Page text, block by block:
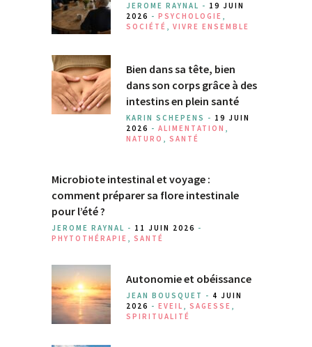
JEROME RAYNAL - 19 JUIN
2026 - PSYCHOLOGIE ,
SOCIÉTÉ , VIVRE ENSEMBLE
Bien dans sa tête, bien
dans son corps grâce à des
intestins en plein santé
KARIN SCHEPENS - 19 JUIN
2026 - ALIMENTATION ,
NATURO , SANTÉ
Microbiote intestinal et voyage :
comment préparer sa flore intestinale
pour l’été ?
JEROME RAYNAL - 11 JUIN 2026 -
PHYTOTHÉRAPIE , SANTÉ
Autonomie et obéissance
JEAN BOUSQUET - 4 JUIN
2026 - EVEIL , SAGESSE ,
SPIRITUALITÉ